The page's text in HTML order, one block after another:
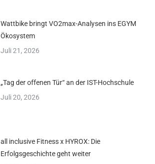
Wattbike bringt VO2max-Analysen ins EGYM
Ökosystem
Juli 21, 2026
„Tag der offenen Tür“ an der IST-Hochschule
Juli 20, 2026
all inclusive Fitness x HYROX: Die
Erfolgsgeschichte geht weiter